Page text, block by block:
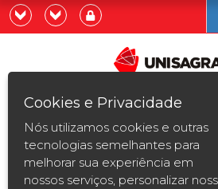
Graduação
Pós-graduação
Curta
Já sou
Quero ser
ESTUDE
Cookies e Privacidade
Nós utilizamos cookies e outras
tecnologias semelhantes para
melhorar sua experiência em
nossos serviços, personalizar